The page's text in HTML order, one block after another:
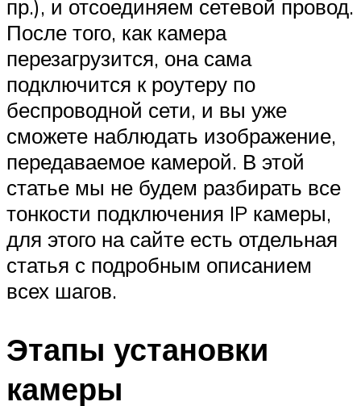
пр.), и отсоединяем сетевой провод.
После того, как камера
перезагрузится, она сама
подключится к роутеру по
беспроводной сети, и вы уже
сможете наблюдать изображение,
передаваемое камерой. В этой
статье мы не будем разбирать все
тонкости подключения IP камеры,
для этого на сайте есть отдельная
статья с подробным описанием
всех шагов.
Этапы установки
камеры